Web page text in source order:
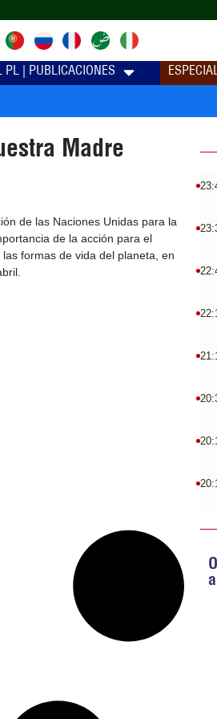
PL | PUBLICACIONES
Madre
de las Naciones Unidas para la
de la acción para el
formas de vida del planeta, en